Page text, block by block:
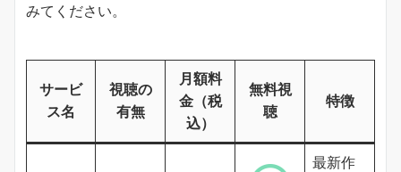
みてください。
サービ
ス名
視聴の
有無
月額料
金（税
込）
無料視
聴
特徴
最新作